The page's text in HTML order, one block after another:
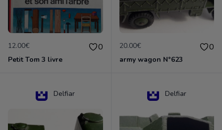
12.00€ 0
Petit Tom 3 livre
20.00€ 0
army wagon N°623
Delfiar Delfiar